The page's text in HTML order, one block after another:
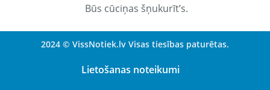
Būs cūciņas šņukurīt’s.
2024 © VissNotiek.lv Visas tiesības paturētas.
Lietošanas noteikumi